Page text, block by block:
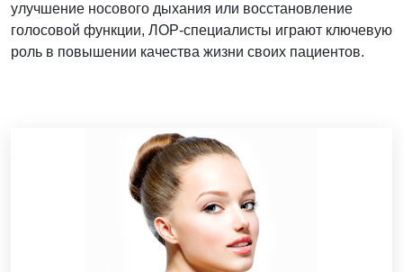
улучшение носового дыхания или восстановление
голосовой функции, ЛОР-специалисты играют ключевую
роль в повышении качества жизни своих пациентов.